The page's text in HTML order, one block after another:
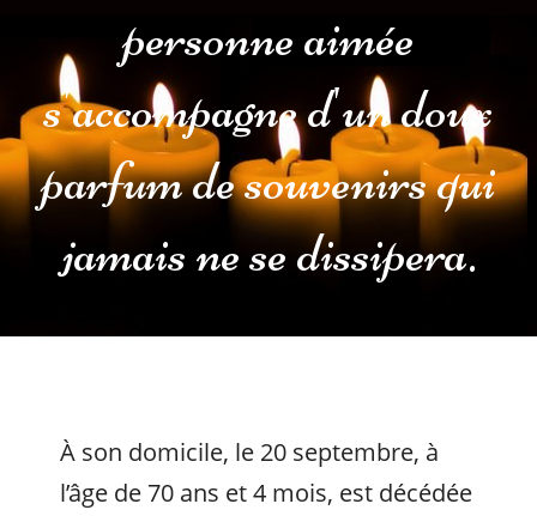
personne aimée
s'accompagne d'un doux
parfum de souvenirs qui
jamais ne se dissipera.
À son domicile, le 20 septembre, à
l’âge de 70 ans et 4 mois, est décédée